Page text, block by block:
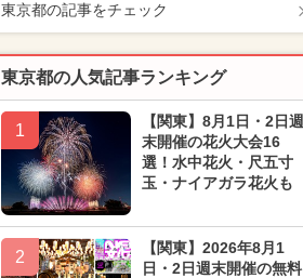
東京都の記事をチェック
東京都の人気記事ランキング
1
【関東】8月1日・2日週
末開催の花火大会16
選！水中花火・尺五寸
玉・ナイアガラ花火も
2
【関東】2026年8月1
日・2日週末開催の無料